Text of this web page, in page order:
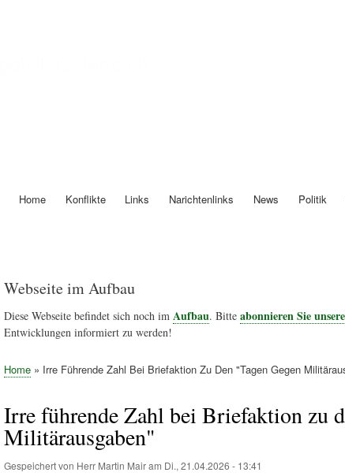
Home Konflikte Links Narichtenlinks News Politik
Webseite im Aufbau
Diese Webseite befindet sich noch im Aufbau. Bitte abonnieren Sie
Entwicklungen informiert zu werden!
Home Irre Führende Zahl Bei Briefaktion Zu Den "Tagen Gegen
Irre führende Zahl bei Briefaktion zu
Militärausgaben"
Gespeichert von Herr Martin Mairam Di., 21.04.2026 - 13:41